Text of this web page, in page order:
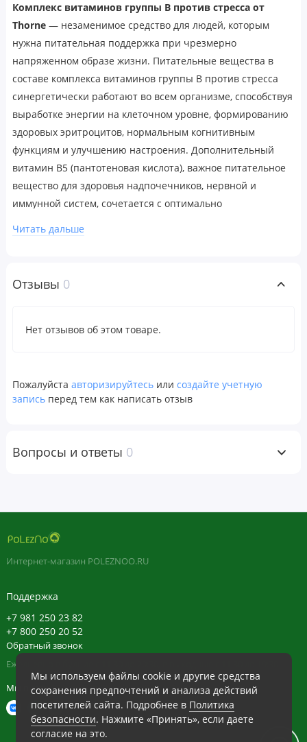
Комплекс витаминов группы B против стресса от
Thorne — незаменимое средство для людей, которым
нужна питательная поддержка при чрезмерно
напряженном образе жизни. Питательные вещества в
составе комплекса витаминов группы B против стресса
синергетически работают во всем организме, способствуя
выработке энергии на клеточном уровне, формированию
здоровых эритроцитов, нормальным когнитивным
функциям и улучшению настроения. Дополнительный
витамин B5 (пантотеновая кислота), важное питательное
вещество для здоровья надпочечников, нервной и
иммунной систем, сочетается с оптимально
витаминами группы B и холином.
Принимать по 1 капсуле 1–3 раза в день или в
Предупреждения
Хранить упаковку плотно закрытой в сухом и прохладном
месте.
гидрохлорида)
Рибофлавин (25 мг в виде
рибофлавина и 3,6 мг в виде
рибофлавин-5'-фосфата
Ниацин (в виде
никотинамида)
80 мг
Витамин B6 (25 мг в виде
Читать дальше
Отзывы 0
Нет отзывов об этом товаре.
Пожалуйста авторизируйтесь или создайте учетную
запись перед тем как написать отзыв
Вопросы и ответы 0
Мы используем файлы cookie и другие средства
сохранения предпочтений и анализа действий
посетителей сайта. Подробнее в Политика
безопасности. Нажмите «Принять», если даете
согласие на это.
Интернет-магазин POLEZNOO.RU
Поддержка
+7 981 250 23 82
+7 800 250 20 52
Обратный звонок
Ежедневно в будние с 11:30 до 20:30, в выходные с 11:30 до 19:30
Мы в сети